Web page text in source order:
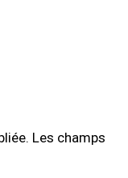
Les champs